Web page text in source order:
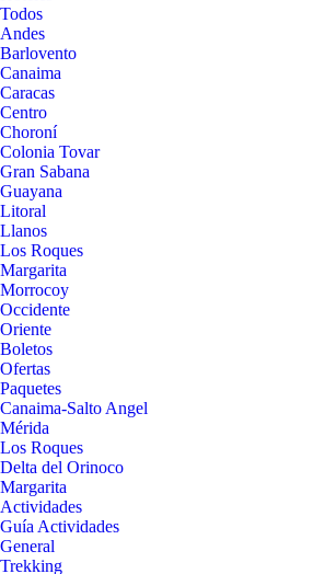
Todos
Andes
Barlovento
Canaima
Caracas
Centro
Choroní
Colonia Tovar
Gran Sabana
Guayana
Litoral
Llanos
Los Roques
Margarita
Morrocoy
Occidente
Oriente
Boletos
Ofertas
Paquetes
Canaima-Salto Angel
Mérida
Los Roques
Delta del Orinoco
Margarita
Actividades
Guía Actividades
General
Trekking